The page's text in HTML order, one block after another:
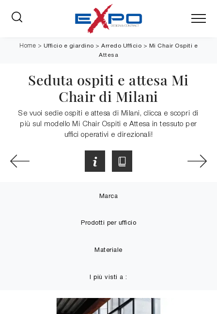
Home > Ufficio e giardino > Arredo Ufficio > Mi Chair Ospiti e
Attesa
Seduta ospiti e attesa Mi
Chair di Milani
Se vuoi sedie ospiti e attesa di Milani, clicca e scopri di
più sul modello Mi Chair Ospiti e Attesa in tessuto per
uffici operativi e direzionali!
Marca
Prodotti per ufficio
Materiale
I più visti a :